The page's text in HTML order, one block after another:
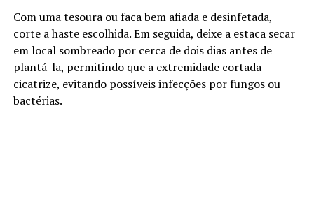
Com uma tesoura ou faca bem afiada e desinfetada,
corte a haste escolhida. Em seguida, deixe a estaca secar
em local sombreado por cerca de dois dias antes de
plantá-la, permitindo que a extremidade cortada
cicatrize, evitando possíveis infecções por fungos ou
bactérias.